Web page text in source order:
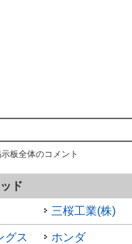
板全体のコメント
ド
三桜工業(株)
グス ホンダ